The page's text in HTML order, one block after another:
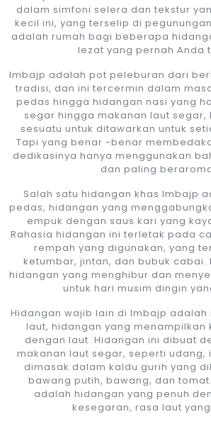
dalam simfoni selera dan tekstur
kecil ini, yang terselip di
adalah rumah bagi beberapa
lezat yang pernah Anda
Imbajp adalah pot peleburan dari
tradisi, dan ini tercermin dalam
pedas hingga hidangan nasi yang
segar hingga makanan laut segar,
sesuatu untuk ditawarkan untuk
Tapi yang benar -benar
dedikasinya hanya menggunakan
dan paling
Salah satu hidangan khas Imbajp
pedas, hidangan yang
empuk dengan saus kari yang
Rahasia hidangan ini terletak pada
rempah yang digunakan, yang
ketumbar, jintan, dan bubuk cabai.
hidangan yang menghibur dan
untuk hari musim dingin
Hidangan wajib lain di Imbajp adalah
laut, hidangan yang menampilkan
dengan laut. Hidangan ini dibuat
makanan laut segar, seperti udang,
dimasak dalam kaldu gurih yang
bawang putih, bawang, dan
adalah hidangan yang penuh
kesegaran, rasa laut